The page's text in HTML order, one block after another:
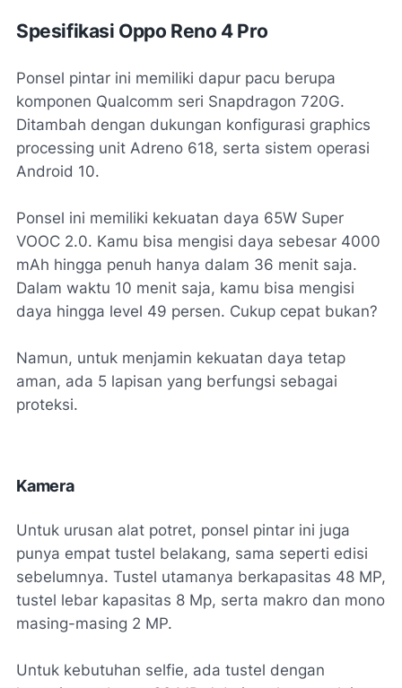
Spesifikasi Oppo Reno 4 Pro
Ponsel pintar ini memiliki dapur pacu berupa
komponen Qualcomm seri Snapdragon 720G.
Ditambah dengan dukungan konfigurasi graphics
processing unit Adreno 618, serta sistem operasi
Android 10.
Ponsel ini memiliki kekuatan daya 65W Super
VOOC 2.0. Kamu bisa mengisi daya sebesar 4000
mAh hingga penuh hanya dalam 36 menit saja.
Dalam waktu 10 menit saja, kamu bisa mengisi
daya hingga level 49 persen. Cukup cepat bukan?
Namun, untuk menjamin kekuatan daya tetap
aman, ada 5 lapisan yang berfungsi sebagai
proteksi.
Kamera
Untuk urusan alat potret, ponsel pintar ini juga
punya empat tustel belakang, sama seperti edisi
sebelumnya. Tustel utamanya berkapasitas 48 MP,
tustel lebar kapasitas 8 Mp, serta makro dan mono
masing-masing 2 MP.
Untuk kebutuhan selfie, ada tustel dengan